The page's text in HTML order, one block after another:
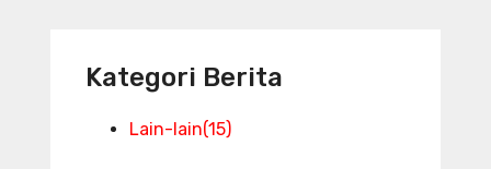
Kategori Berita
Lain-lain(15)